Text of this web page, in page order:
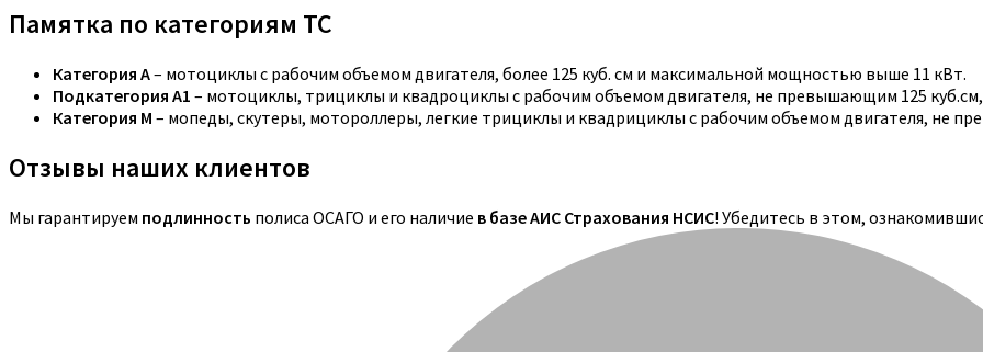
Памятка по категориям ТС
Категория A– мотоциклы с рабочим объемом двигателя, более 125 куб. см и максимальной мощностью выше 11 кВт.
Подкатегория A1 – мотоциклы, трициклы и квадроциклы с рабочим объемом двигателя, не превышающим 125
Категория M – мопеды, скутеры, мотороллеры, легкие трициклы и квадрициклы с рабочим объемом двигателя, не
Отзывы наших клиентов
Мы гарантируем подлинность полиса ОСАГО и его наличие в базе АИС Страхования НСИС! Убедитесь в этом,